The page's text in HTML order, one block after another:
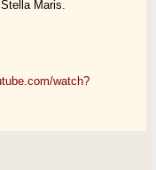
Maris.
watch?